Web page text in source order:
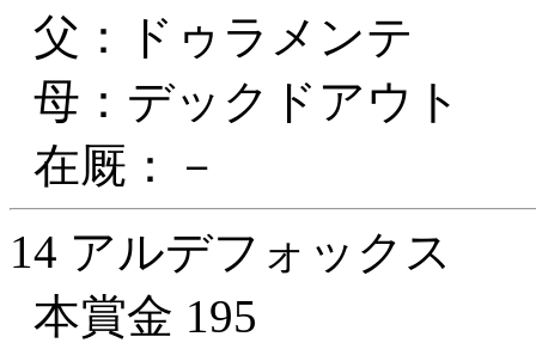
父：ドゥラメンテ
母：デックドアウト
在厩：－
14 アルデフォックス
本賞金 195